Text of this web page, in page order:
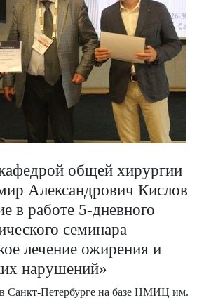
общей хирургии
Александрович Кислов
в работе 5-дневного
семинара
лечение ожирения и
нарушений»
Санкт-Петербурге на базе НМИЦ им.